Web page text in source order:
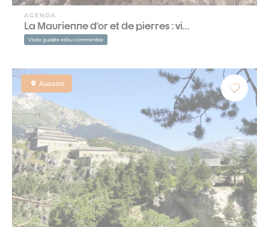
AGENDA
La Maurienne d’or et de pierres : vi…
Visite guidée et/ou commentée
Aussois